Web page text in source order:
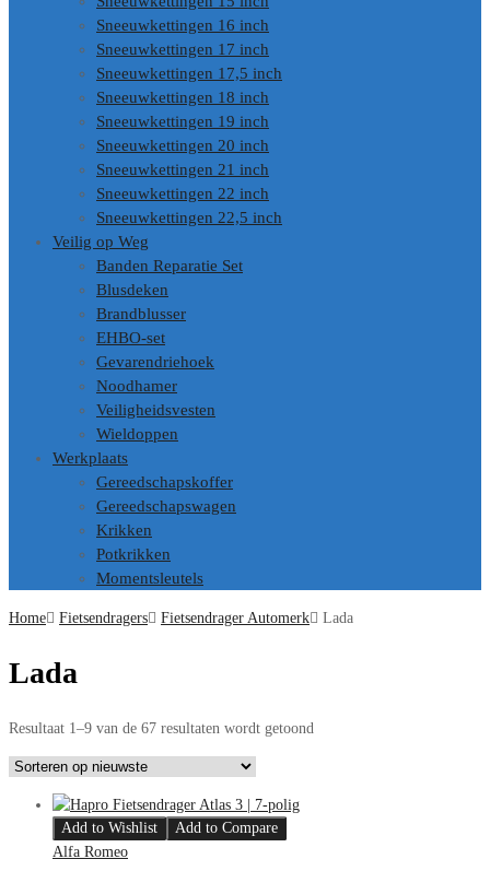
Sneeuwkettingen 16 inch
Sneeuwkettingen 17 inch
Sneeuwkettingen 17,5 inch
Sneeuwkettingen 18 inch
Sneeuwkettingen 19 inch
Sneeuwkettingen 20 inch
Sneeuwkettingen 21 inch
Sneeuwkettingen 22 inch
Sneeuwkettingen 22,5 inch
Veilig op Weg
Banden Reparatie Set
Blusdeken
Brandblusser
EHBO-set
Gevarendriehoek
Noodhamer
Veiligheidsvesten
Wieldoppen
Werkplaats
Gereedschapskoffer
Gereedschapswagen
Krikken
Potkrikken
Momentsleutels
Home Fietsendragers Fietsendrager Automerk Lada
Lada
Resultaat 1–9 van de 67 resultaten wordt getoond
Add to Wishlist
Add to Compare
Alfa Romeo